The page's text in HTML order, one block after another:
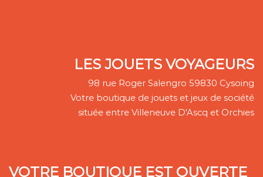
LES JOUETS VOYAGEURS
98 rue Roger Salengro 59830 Cysoing
Votre boutique de jouets et jeux de société
située entre Villeneuve D'Ascq et Orchies
VOTRE BOUTIQUE EST OUVERTE